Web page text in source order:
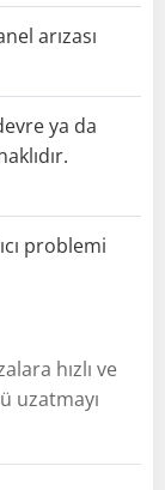
arızası
ya da
problemi
hızlı ve
uzatmayı